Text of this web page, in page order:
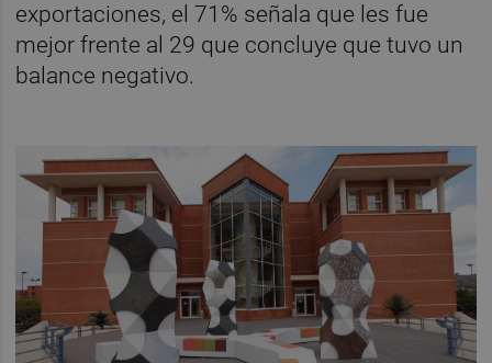
exportaciones, el 71% señala que les fue
mejor frente al 29 que concluye que tuvo un
balance negativo.